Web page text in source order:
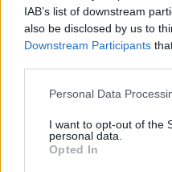
IAB’s list of downstream
also be disclosed by us to
Downstream Participants
Personal Data
I want to opt-out of the
personal data.
Opted In